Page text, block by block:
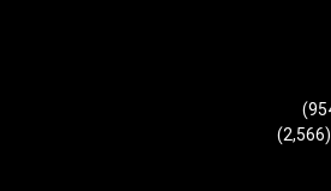
(2,566)